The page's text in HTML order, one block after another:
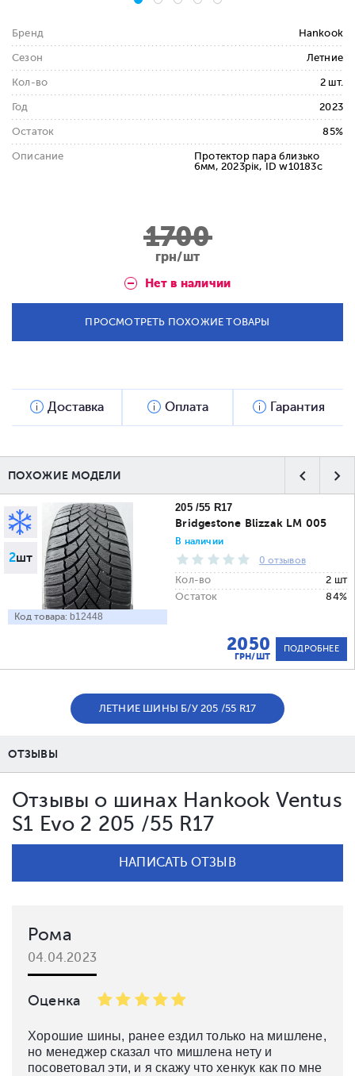
Бренд Hankook
Сезон Летние
Кол-во 2 шт.
Год 2023
Остаток 85%
Описание
Протектор пара близько
6мм, 2023рік, ID w10183c
1700
грн/шт
Нет в наличии
ПРОСМОТРЕТЬ ПОХОЖИЕ ТОВАРЫ
Доставка Оплата Гарантия
ПОХОЖИЕ МОДЕЛИ
2шт
Код товара: b12448
205 /55 R17
Bridgestone Blizzak LM 005
В наличии
0 отзывов
Кол-во
2 шт
Остаток
84%
2050
ГРН/ШТ
ПОДРОБНЕЕ
ЛЕТНИЕ ШИНЫ Б/У 205 /55 R17
ОТЗЫВЫ
Отзывы о шинах Hankook Ventus
S1 Evo 2 205 /55 R17
НАПИСАТЬ ОТЗЫВ
Рома
04.04.2023
Оценка
Хорошие шины, ранее ездил только на мишлене,
но менеджер сказал что мишлена нету и
посоветовал эти, и я скажу что хенкук как по мне